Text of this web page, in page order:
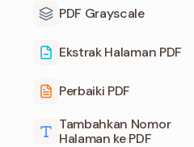
PDF Grayscale
Ekstrak Halaman PDF
Perbaiki PDF
Tambahkan Nomor
Halaman ke PDF